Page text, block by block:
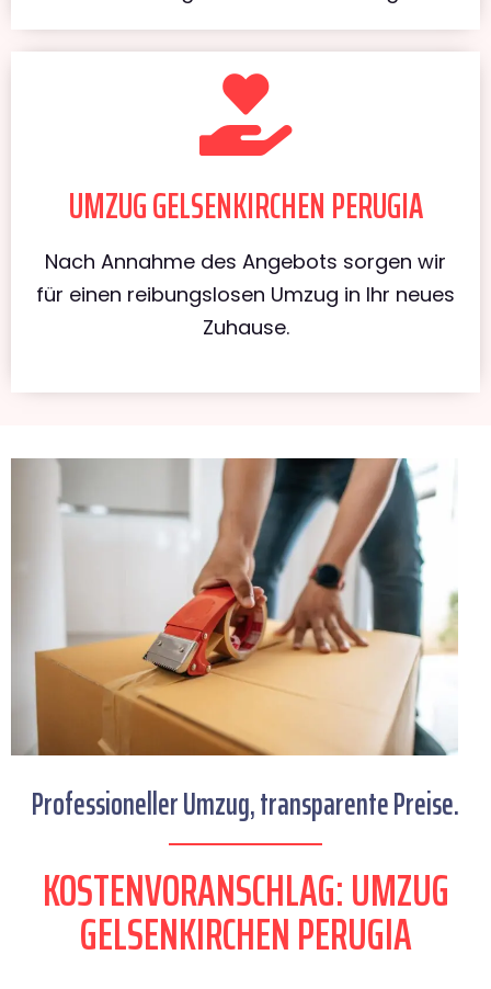
UMZUG GELSENKIRCHEN PERUGIA
Nach Annahme des Angebots sorgen wir
für einen reibungslosen Umzug in Ihr neues
Zuhause.
Professioneller Umzug, transparente Preise.
KOSTENVORANSCHLAG: UMZUG
GELSENKIRCHEN PERUGIA